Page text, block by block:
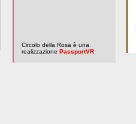
Circolo della Rosa è una
realizzazione PassportVR